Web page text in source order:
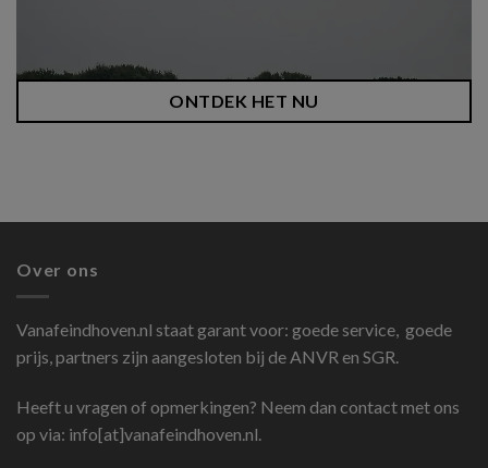
ONTDEK HET NU
Over ons
Vanafeindhoven.nl staat garant voor: goede service, goede
prijs, partners zijn aangesloten bij de ANVR en SGR.
Heeft u vragen of opmerkingen? Neem dan contact met ons
op via: info[at]vanafeindhoven.nl.